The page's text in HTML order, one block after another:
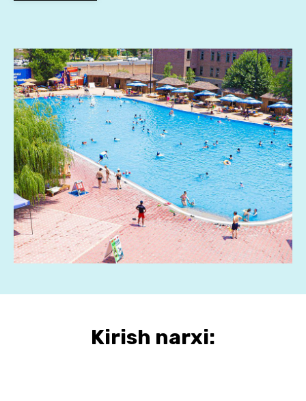
Kirish narxi: